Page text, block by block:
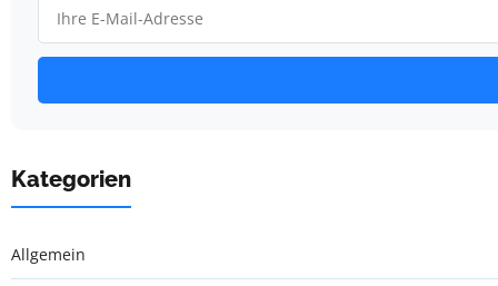
Kategorien
Allgemein